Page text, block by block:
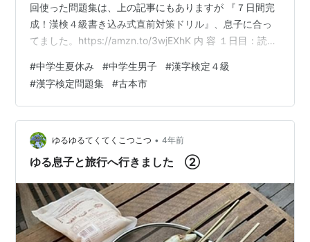
回使った問題集は、上の記事にもありますが 『７日間完
成！漢検４級書き込み式直前対策ドリル』、息子に合っ
てました。https://amzn.to/3wjEXhK 内 容 １日目：読み
義語／四字熟語２日目：読み／書き取り／漢字の識別／
部首／送りがな／誤字訂正３日目：読み／書き取り／同
音・同訓異字／熟語の構成／対義語・類義語／四字熟語
４日目：読み／書き取り／同音・同訓異字／漢字の識別
／対義語・類義語／誤字訂正５日目：書き取り／同音・
同訓異字／部首／…
#中学生夏休み #中学生男子 #漢字検定４級
#漢字検定問題集 #古本市
ゆるゆるてくてくこつこつ • 4年前
ゆる息子と旅行へ行きました ②